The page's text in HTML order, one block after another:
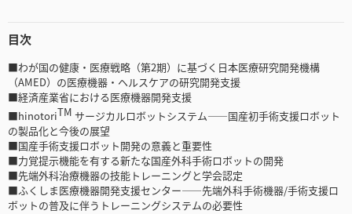
目次
■わが国の健康・医療戦略（第2期）に基づく日本医療研究開発機構
（AMED）の医療機器・ヘルスケアの研究開発支援
■経済産業省における医療機器開発支援
■hinotoriTM サージカルロボットシステム――国産初手術支援ロボット
の製品化と今後の展望
■国産手術支援ロボット開発の意義と重要性
■力覚提示機能を有する新たな国産外科手術ロボットの開発
■先端外科治療機器の技能トレーニングと学会認定
■ふくしま医療機器開発支援センター――先端外科手術機器/手術支援ロ
ボットの普及に伴うトレーニングシステムの必要性